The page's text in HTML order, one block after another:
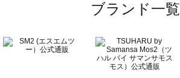
ブランド一覧